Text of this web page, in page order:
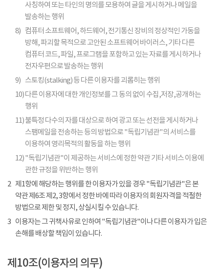
사칭하여 또는 타인의 명의를 모용하여 글을 게시하거나 메일을
발송하는 행위
8) 컴퓨터 소프트웨어, 하드웨어, 전기통신 장비의 정상적인 가동을
방해, 파괴할 목적으로 고안된 소프트웨어 바이러스, 기타 다른
컴퓨터 코드, 파일, 프로그램을 포함하고 있는 자료를 게시하거나
전자우편으로 발송하는 행위
9) 스토킹(stalking) 등 다른 이용자를 괴롭히는 행위
10)다른 이용자에 대한 개인정보를 그 동의 없이 수집,저장,공개하는
행위
11)불특정 다수의 자를 대상으로 하여 광고 또는 선전을 게시하거나
스팸메일을 전송하는 등의 방법으로 "독립기념관"의 서비스를
이용하여 영리목적의 활동을 하는 행위
12)"독립기념관"이 제공하는 서비스에 정한 약관 기타 서비스 이용에
관한 규정을 위반하는 행위
2 제1항에 해당하는 행위를 한 이용자가 있을 경우 "독립기념관"은 본
약관 제6조 제2, 3항에서 정한 바에 따라 이용자의 회원자격을 적절한
방법으로 제한 및 정지, 상실시킬 수 있습니다.
3 이용자는 그 귀책사유로 인하여 "독립기념관"이나 다른 이용자가 입은
손해를 배상할 책임이 있습니다.
제10조(이용자의 의무)